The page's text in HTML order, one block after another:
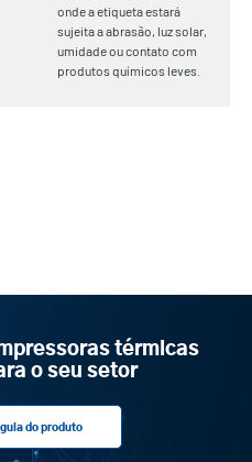
onde a etiqueta estará
sujeita a abrasão, luz solar,
umidade ou contato com
produtos químicos leves.
térmicas
o seu setor
guia do produto